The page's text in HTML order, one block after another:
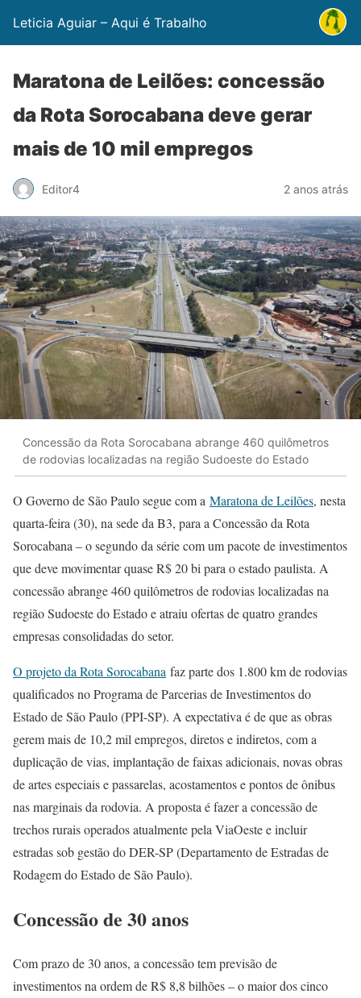
Leticia Aguiar – Aqui é Trabalho
Maratona de Leilões: concessão
da Rota Sorocabana deve gerar
mais de 10 mil empregos
Editor4 2 anos atrás
Concessão da Rota Sorocabana abrange 460 quilômetros
de rodovias localizadas na região Sudoeste do Estado
O Governo de São Paulo segue com a Maratona de Leilões, nesta
quarta-feira (30), na sede da B3, para a Concessão da Rota
Sorocabana – o segundo da série com um pacote de investimentos
que deve movimentar quase R$ 20 bi para o estado paulista. A
concessão abrange 460 quilômetros de rodovias localizadas na
região Sudoeste do Estado e atraiu ofertas de quatro grandes
empresas consolidadas do setor.
O projeto da Rota Sorocabana faz parte dos 1.800 km de rodovias
qualificados no Programa de Parcerias de Investimentos do
Estado de São Paulo (PPI-SP). A expectativa é de que as obras
gerem mais de 10,2 mil empregos, diretos e indiretos, com a
duplicação de vias, implantação de faixas adicionais, novas obras
de artes especiais e passarelas, acostamentos e pontos de ônibus
nas marginais da rodovia. A proposta é fazer a concessão de
trechos rurais operados atualmente pela ViaOeste e incluir
estradas sob gestão do DER-SP (Departamento de Estradas de
Rodagem do Estado de São Paulo).
Concessão de 30 anos
Com prazo de 30 anos, a concessão tem previsão de
investimentos na ordem de R$ 8,8 bilhões – o maior dos cinco